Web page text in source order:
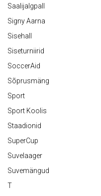
Saalijalgpall
Signy Aarna
Sisehall
Siseturniirid
SoccerAid
Sõprusmäng
Sport
Sport Koolis
Staadionid
SuperCup
Suvelaager
Suvemängud
T